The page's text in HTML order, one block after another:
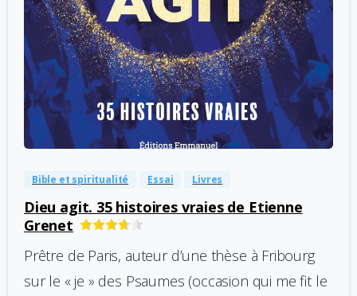
0
Bible et spiritualité Essai Livres
Dieu agit. 35 histoires vraies de Etienne
Grenet
Prêtre de Paris, auteur d’une thèse à Fribourg
sur le « je » des Psaumes (occasion qui me fit le